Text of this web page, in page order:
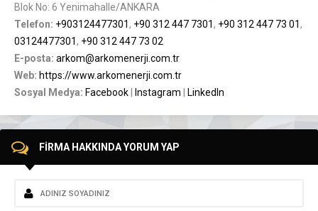
Blok No: 6 Yenimahalle/ANKARA
Telefon: +903124477301, +90 312 447 7301, +90 312 447 73 01,
03124477301, +90 312 447 73 02
E-posta: arkom@arkomenerji.com.tr
Web: https://www.arkomenerji.com.tr
Sosyal Medya: Facebook Instagram LinkedIn
FİRMA HAKKINDA YORUM YAP